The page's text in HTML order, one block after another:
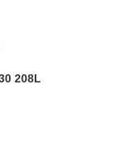
208L